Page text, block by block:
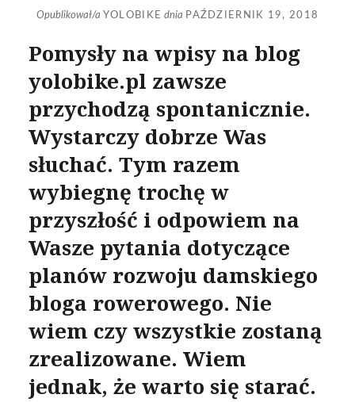
Opublikował/a YOLOBIKE dnia PAŹDZIERNIK 19, 2018
Pomysły na wpisy na blog
yolobike.pl zawsze
przychodzą spontanicznie.
Wystarczy dobrze Was
słuchać. Tym razem
wybiegnę trochę w
przyszłość i odpowiem na
Wasze pytania dotyczące
planów rozwoju damskiego
bloga rowerowego. Nie
wiem czy wszystkie zostaną
zrealizowane. Wiem
jednak, że warto się starać.